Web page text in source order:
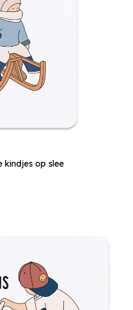
kindjes op slee